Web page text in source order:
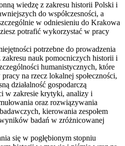
wiedzę z zakresu historii Polski i
do współczesności, a
w odniesieniu do Krakowa
potrafić wykorzystać w pracy
potrzebne do prowadzenia
zakresu nauk pomocniczych historii i
humanistycznych, które
na rzecz lokalnej społeczności,
działalność gospodarczą
w zakresie krytyki, analizy i
oraz rozwiązywania
kierowania zespołem
badań w zróżnicowanej
się w pogłębionym stopniu